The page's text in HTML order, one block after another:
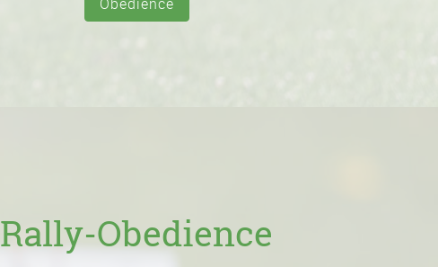
Rally-Obedience